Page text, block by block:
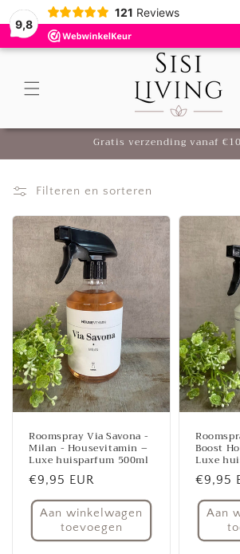
9,8
121 Reviews
Meteen
naar de
content
Filteren en sorteren
Roomspray Via Savona -
Milan - Housevitamin –
Luxe huisparfum 500ml
Normale
prijs
€9,95 EUR
Aan winkelwagen
toevoegen
Boost
Luxe
prijs
€9,95
Aan